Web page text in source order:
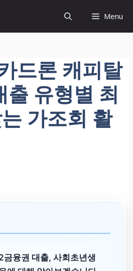
Menu
드론 캐피탈
출 유형별 최
가조회 활
금융권 대출, 사회초년생